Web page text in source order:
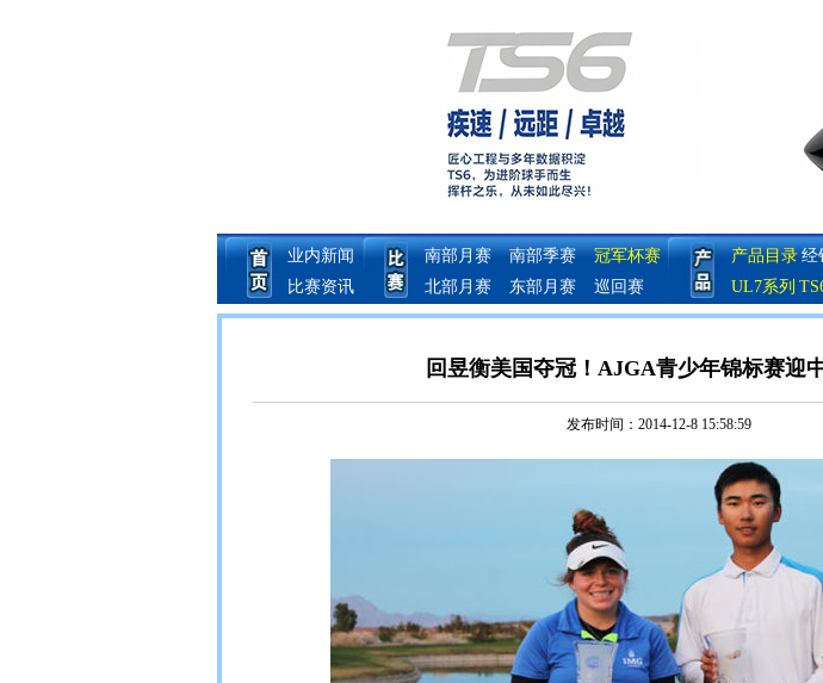
业内新闻
比赛资讯
南部月赛 南部季赛
冠军杯赛
北部月赛
东部月赛 巡回赛
产品目录 经
UL7系列
回昱衡美国夺冠！AJGA青少年锦标赛迎
发布时间：2014-12-8 15:58:59